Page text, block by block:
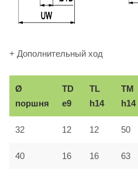
+ Дополнительный ход
Ø
поршня
TD
e9
TL
h14
TM
h14
32 12 12 50
40 16 16 63